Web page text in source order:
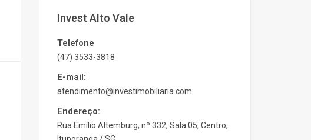
Invest Alto Vale
Telefone
(47) 3533-3818
E-mail:
atendimento@investimobiliaria.com
Endereço:
Rua Emílio Altemburg, nº 332, Sala 05, Centro,